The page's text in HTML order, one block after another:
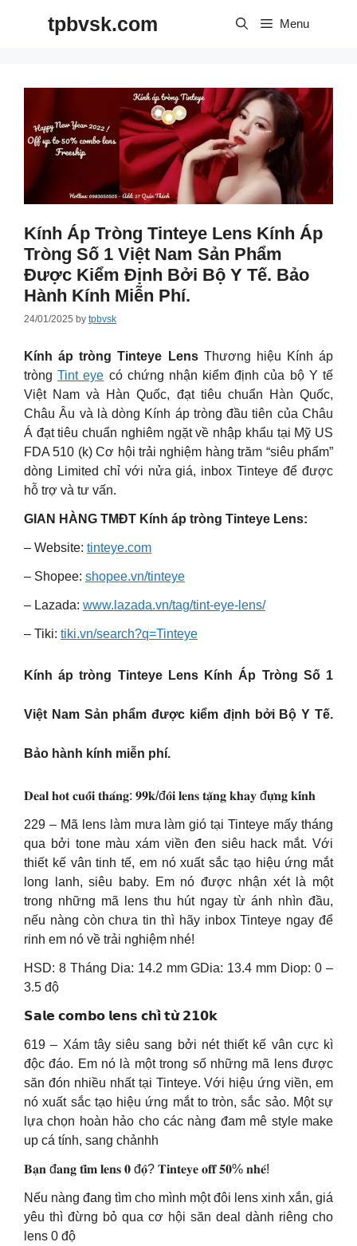
tpbvsk.com Menu
Kính Áp Tròng Tinteye Lens Kính Áp
Tròng Số 1 Việt Nam Sản Phẩm
Được Kiểm Định Bởi Bộ Y Tế. Bảo
Hành Kính Miễn Phí.
24/01/2025 by tpbvsk
Kính áp tròng Tinteye LensThương hiệu Kính áp
tròngTint eye có chứng nhận kiểm định của bộ Y tế
Việt Nam và Hàn Quốc, đạt tiêu chuẩn Hàn Quốc,
Châu Âu và là dòng Kính áp tròng đầu tiên của Châu
Á đạt tiêu chuẩn nghiêm ngặt về nhập khẩu tại Mỹ US
FDA 510 (k) Cơ hội trải nghiệm hàng trăm “siêu phẩm”
dòng Limited chỉ với nửa giá, inbox Tinteye để được
hỗ trợ và tư vấn.
GIAN HÀNG TMĐT Kính áp tròng Tinteye Lens:
– Website: tinteye.com
– Shopee: shopee.vn/tinteye
– Lazada: www.lazada.vn/tag/tint-eye-lens/
– Tiki: tiki.vn/search?q=Tinteye
Kính áp tròng Tinteye Lens Kính Áp Tròng Số 1
Việt Nam Sản phẩm được kiểm định bởi Bộ Y Tế.
Bảo hành kính miễn phí.
𝐃𝐞𝐚𝐥 𝐡𝐨𝐭 𝐜𝐮𝐨̂́𝐢 𝐭𝐡𝐚́𝐧𝐠: 𝟗𝟗𝐤/đ𝐨̂𝐢 𝐥𝐞𝐧𝐬 𝐭𝐚̣̆𝐧𝐠 𝐤𝐡𝐚𝐲 đ𝐮̛̣𝐧𝐠 𝐤𝐢́𝐧𝐡
229 – Mã lens làm mưa làm gió tại Tinteye mấy tháng
qua bởi tone màu xám viền đen siêu hack mắt. Với
thiết kế vân tinh tế, em nó xuất sắc tạo hiệu ứng mắt
long lanh, siêu baby. Em nó được nhận xét là một
trong những mã lens thu hút ngay từ ánh nhìn đầu,
nếu nàng còn chưa tin thì hãy inbox Tinteye ngay để
rinh em nó về trải nghiệm nhé!
HSD: 8 Tháng Dia: 14.2 mm GDia: 13.4 mm Diop: 0 –
3.5 độ
𝗦𝗮𝗹𝗲 𝗰𝗼𝗺𝗯𝗼 𝗹𝗲𝗻𝘀 𝗰𝗵𝗶̉ 𝘁𝘂̛̀ 𝟮𝟭𝟬𝗸
619 – Xám tây siêu sang bởi nét thiết kế vân cực kì
độc đáo. Em nó là một trong số những mã lens được
săn đón nhiều nhất tại Tinteye. Với hiệu ứng viền, em
nó xuất sắc tạo hiệu ứng mắt to tròn, sắc sảo. Một sự
lựa chọn hoàn hảo cho các nàng đam mê style make
up cá tính, sang chảnhh
𝐁𝐚̣𝐧 đ𝐚𝐧𝐠 𝐭𝐢̀𝐦 𝐥𝐞𝐧𝐬 𝟎 đ𝐨̣̂? 𝐓𝐢𝐧𝐭𝐞𝐲𝐞 𝐨𝐟𝐟 𝟓𝟎% 𝐧𝐡𝐞́!
Nếu nàng đang tìm cho mình một đôi lens xinh xắn, giá
yêu thì đừng bỏ qua cơ hội săn deal dành riêng cho
lens 0 độ